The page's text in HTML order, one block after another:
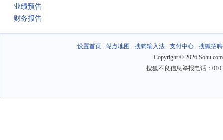
业绩预告
财务报告
设置首页- 站点地图 - 搜狗输入法- 支付中心- 搜狐招聘
Copyright © 2026
搜狐不良信息举报电话：010